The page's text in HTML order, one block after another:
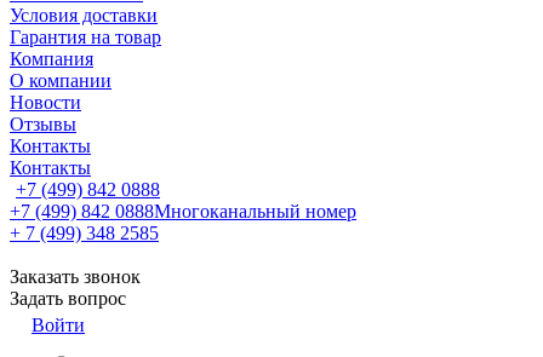
Условия доставки
Гарантия на товар
Компания
О компании
Новости
Отзывы
Контакты
Контакты
+7 (499) 842 0888
+7 (499) 842 0888Многоканальный номер
+ 7 (499) 348 2585
Заказать звонок
Задать вопрос
Войти